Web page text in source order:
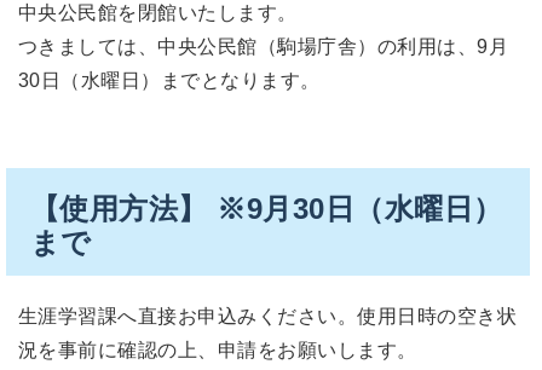
中央公民館を閉館いたします。
つきましては、中央公民館（駒場庁舎）の利用は、9月
30日（水曜日）までとなります。
【使用方法】 ※9月30日（水曜日）
まで
生涯学習課へ直接お申込みください。使用日時の空き状
況を事前に確認の上、申請をお願いします。